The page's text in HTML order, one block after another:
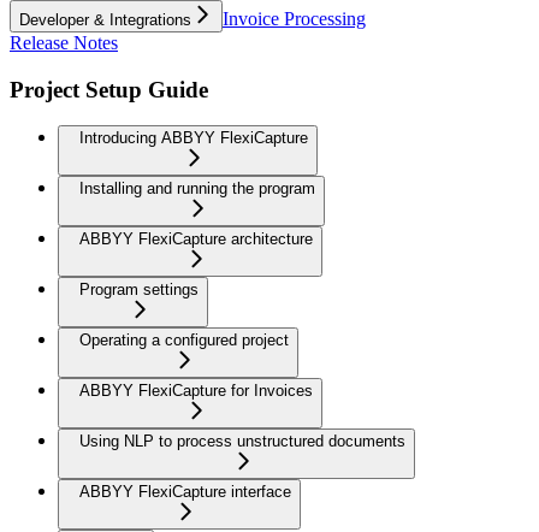
Developer & Integrations
Invoice Processing
Release Notes
Project Setup Guide
Introducing ABBYY FlexiCapture
Installing and running the program
ABBYY FlexiCapture architecture
Program settings
Operating a configured project
ABBYY FlexiCapture for Invoices
Using NLP to process unstructured documents
ABBYY FlexiCapture interface